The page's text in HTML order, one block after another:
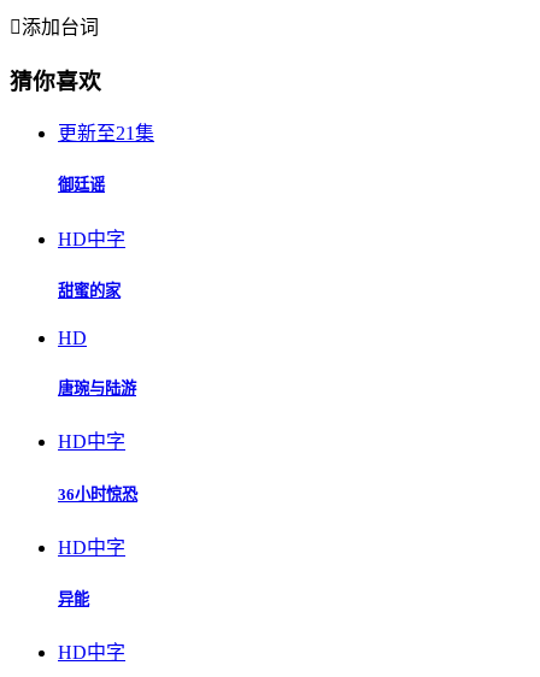
添加台词
猜你喜欢
更新至21集
御廷谣
HD中字
甜蜜的家
HD
唐琬与陆游
HD中字
36小时惊恐
HD中字
异能
HD中字